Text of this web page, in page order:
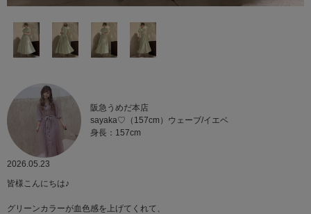
阪急うめだ本店
sayaka♡（157cm）ウェーブ/イエベ
身長：157cm
2026.05.23
皆様こんにちは♪
グリーンカラーが血色感を上げてくれて、